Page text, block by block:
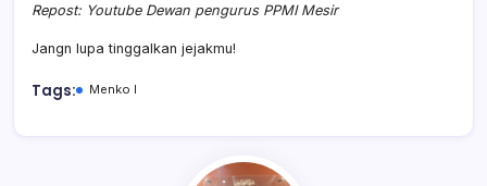
Repost: Youtube Dewan pengurus PPMI Mesir
Jangn lupa tinggalkan jejakmu!
Tags: Menko I